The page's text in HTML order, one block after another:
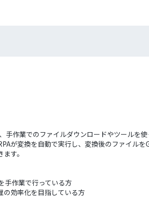
手作業でのファイルダウンロードやツールを
が変換を自動で実行し、変換後のファイル
す。
手作業で行っている方
効率化を目指している方